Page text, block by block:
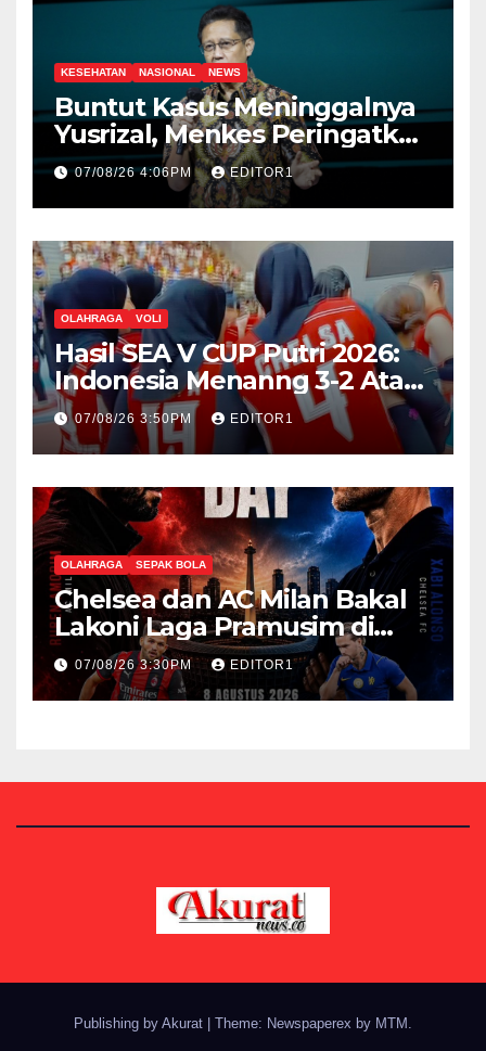
KESEHATAN NASIONAL NEWS
Buntut Kasus Meninggalnya
Yusrizal, Menkes Peringatkan
Nakes Harus Punya Empati
07/08/26 4:06PM EDITOR1
OLAHRAGA VOLI
Hasil SEA V CUP Putri 2026:
Indonesia Menanng 3-2 Atas
Vietnam
07/08/26 3:50PM EDITOR1
OLAHRAGA SEPAK BOLA
Chelsea dan AC Milan Bakal
Lakoni Laga Pramusim di
Stadion GBK Besok
07/08/26 3:30PM EDITOR1
Publishing by Akurat Theme: Newspaperex by MTM